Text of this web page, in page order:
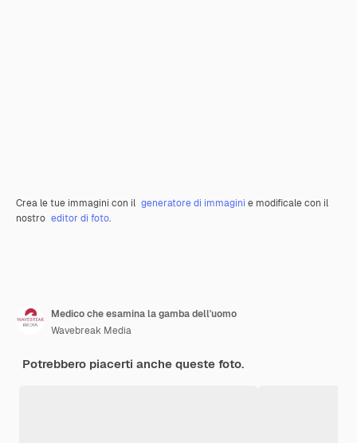
Crea le tue immagini con il generatore di immagini e modificale con il
nostro editor di foto.
Medico che esamina la gamba dell'uomo
Wavebreak Media
Potrebbero piacerti anche queste foto.